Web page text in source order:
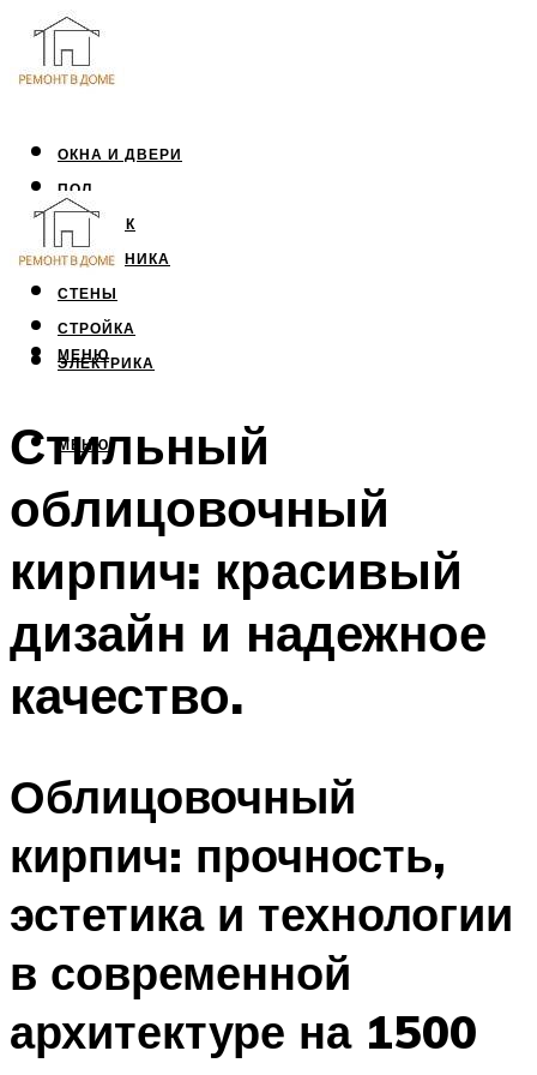
ОКНА И ДВЕРИ
ПОЛ
ПОТОЛОК
САНТЕХНИКА
СТЕНЫ
СТРОЙКА
ЭЛЕКТРИКА
МЕНЮ
МЕНЮ
Стильный
облицовочный
кирпич: красивый
дизайн и надежное
качество.
Облицовочный
кирпич: прочность,
эстетика и технологии
в современной
архитектуре на 1500